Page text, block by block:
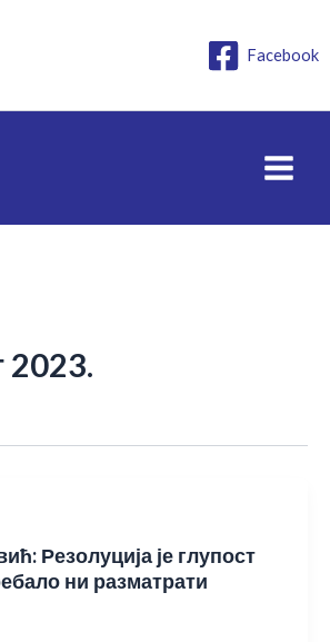
Facebook
2023.
Резолуција је глупост
ни разматрати